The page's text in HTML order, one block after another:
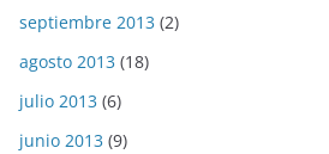
septiembre 2013 (2)
agosto 2013 (18)
julio 2013 (6)
junio 2013 (9)